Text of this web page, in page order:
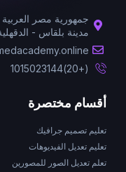
جمهورية مصر العربية
مدينة بلقاس -
(+20)1015023144
أقسام مختصرة
تعليم تصميم جرافيك
تعليم تعديل الفيديوهات
تعلم تعديل الصور للمصورين